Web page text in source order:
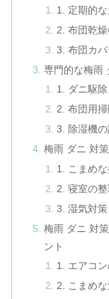
1. 定期的
2. 布団乾
3. 布団カ
専門的な梅雨
1. ダニ駆
2. 布団用掃
3. 除湿機
梅雨 ダニ 対
1. こまめ
2. 寝室の
3. 湿気対
梅雨 ダニ 対
ント
1. エアコ
2. こまめ